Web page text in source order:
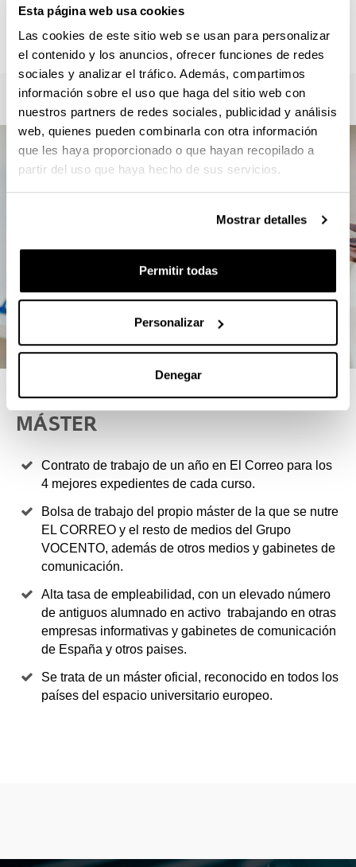
Esta página web usa cookies
Las cookies de este sitio web se usan para personalizar
el contenido y los anuncios, ofrecer funciones de redes
sociales y analizar el tráfico. Además, compartimos
información sobre el uso que haga del sitio web con
nuestros partners de redes sociales, publicidad y análisis
web, quienes pueden combinarla con otra información
que les haya proporcionado o que hayan recopilado a
partir del uso que haya hecho de sus servicios.
Mostrar detalles
Permitir todas
Personalizar
Denegar
master.csc@ehu.eus / gkz.masterra@ehu.eus
946012357
4 RAZONES PARA ELEGIR ESTE
MÁSTER
Contrato de trabajo de un año en El Correo para los
4 mejores expedientes de cada curso.
Bolsa de trabajo del propio máster de la que se nutre
EL CORREO y el resto de medios del Grupo
VOCENTO, además de otros medios y gabinetes de
comunicación.
Alta tasa de empleabilidad, con un elevado número
de antiguos alumnado en activo trabajando en otras
empresas informativas y gabinetes de comunicación
de España y otros paises.
Se trata de un máster oficial, reconocido en todos los
países del espacio universitario europeo.